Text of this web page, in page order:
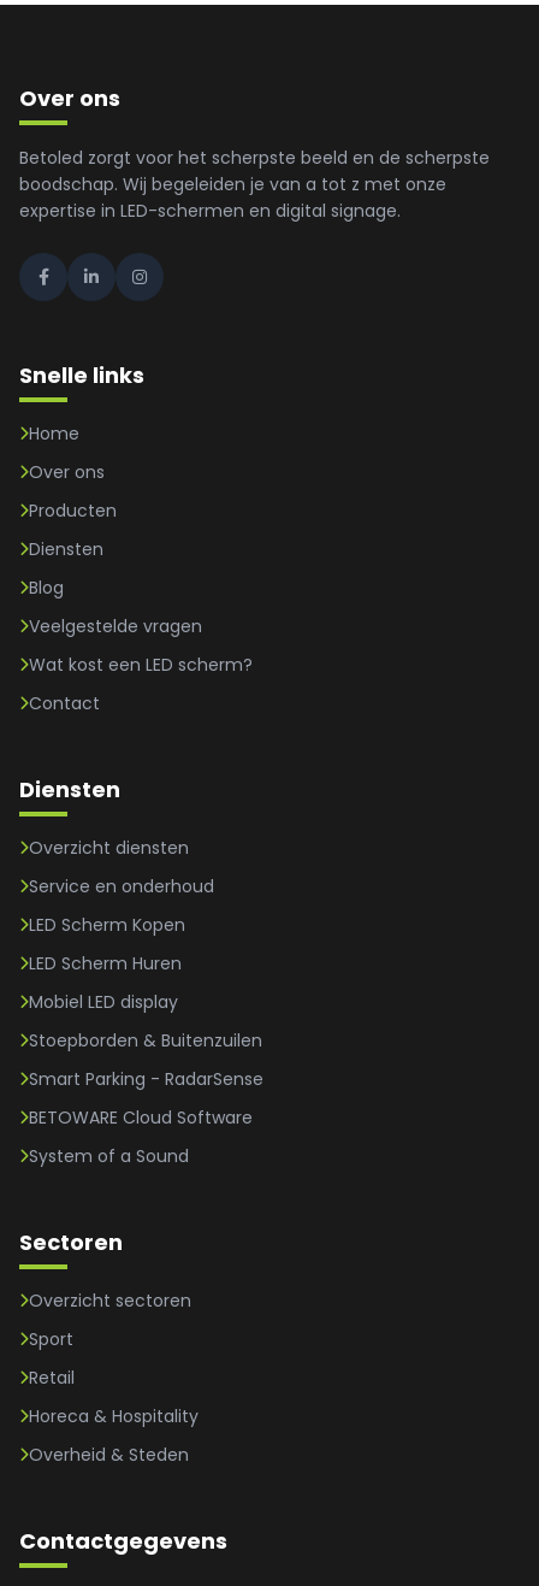
Over ons
Betoled zorgt voor het scherpste beeld en de scherpste
boodschap. Wij begeleiden je van a tot z met onze
expertise in LED-schermen en digital signage.
Snelle links
Home
Over ons
Producten
Diensten
Blog
Veelgestelde vragen
Wat kost een LED scherm?
Contact
Diensten
Overzicht diensten
Service en onderhoud
LED Scherm Kopen
LED Scherm Huren
Mobiel LED display
Stoepborden & Buitenzuilen
Smart Parking - RadarSense
BETOWARE Cloud Software
System of a Sound
Sectoren
Overzicht sectoren
Sport
Retail
Horeca & Hospitality
Overheid & Steden
Contactgegevens